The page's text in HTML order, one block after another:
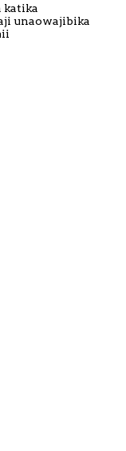
katika
unaowajibika